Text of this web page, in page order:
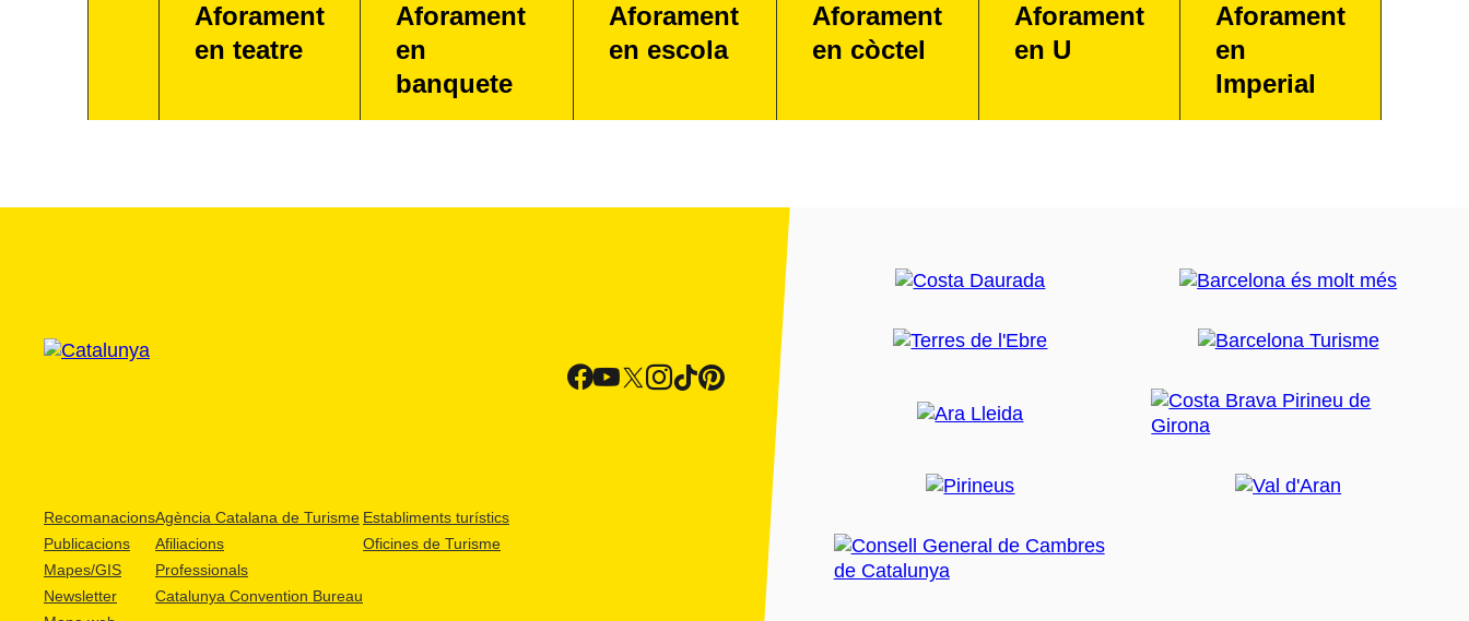
Aforament
en teatre
Aforament
en
banquete
Aforament
en escola
Aforament
en còctel
Aforament
en U
Aforament
en
Imperial
Recomanacions
Publicacions
Mapes/GIS
Newsletter
Agència Catalana de Turisme
Afiliacions
Professionals
Catalunya Convention Bureau
Establiments turístics
Oficines de Turisme